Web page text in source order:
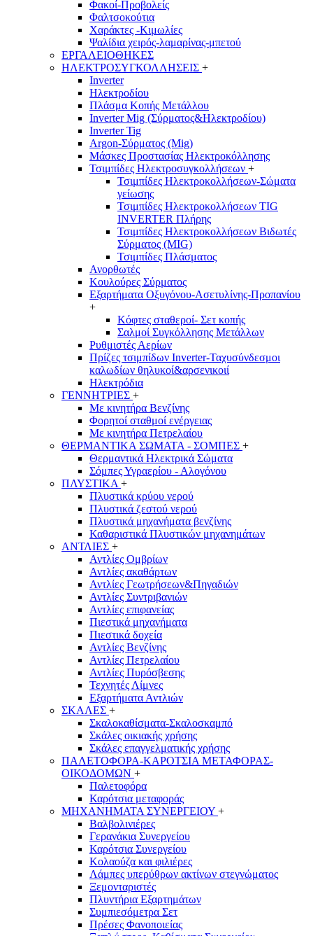
Φακοί-Προβολείς
Φαλτσοκούτια
Χαράκτες -Κιμωλίες
Ψαλίδια χειρός-λαμαρίνας-μπετού
ΕΡΓΑΛΕΙΟΘΗΚΕΣ
ΗΛΕΚΤΡΟΣΥΓΚΟΛΛΗΣΕΙΣ +
Inverter
Ηλεκτροδίου
Πλάσμα Κοπής Μετάλλου
Inverter Mig (Σύρματος&Ηλεκτροδίου)
Inverter Tig
Argon-Σύρματος (Mig)
Μάσκες Προστασίας Ηλεκτροκόλλησης
Τσιμπίδες Ηλεκτροσυγκολλήσεων +
Τσιμπίδες Ηλεκτροκολλήσεων-Σώματα
γείωσης
Τσιμπίδες Ηλεκτροκολλήσεων TIG
INVERTER Πλήρης
Τσιμπίδες Ηλεκτροκολλήσεων Βιδωτές
Σύρματος (MIG)
Τσιμπίδες Πλάσματος
Ανορθωτές
Κουλούρες Σύρματος
Εξαρτήματα Οξυγόνου-Ασετυλίνης-Προπανίου
+
Κόφτες σταθεροί- Σετ κοπής
Σαλμοί Συγκόλλησης Μετάλλων
Ρυθμιστές Αερίων
Πρίζες τσιμπίδων Inverter-Ταχυσύνδεσμοι
καλωδίων θηλυκοί&αρσενικοιί
Ηλεκτρόδια
ΓΕΝΝΗΤΡΙΕΣ +
Με κινητήρα Βενζίνης
Φορητοί σταθμοί ενέργειας
Με κινητήρα Πετρελαίου
ΘΕΡΜΑΝΤΙΚΑ ΣΩΜΑΤΑ - ΣΟΜΠΕΣ +
Θερμαντικά Ηλεκτρικά Σώματα
Σόμπες Υγραερίου - Αλογόνου
ΠΛΥΣΤΙΚΑ +
Πλυστικά κρύου νερού
Πλυστικά ζεστού νερού
Πλυστικά μηχανήματα βενζίνης
Καθαριστικά Πλυστικών μηχανημάτων
ΑΝΤΛΙΕΣ +
Αντλίες Ομβρίων
Αντλίες ακαθάρτων
Αντλίες Γεωτρήσεων&Πηγαδιών
Αντλίες Συντριβανιών
Αντλίες επιφανείας
Πιεστικά μηχανήματα
Πιεστικά δοχεία
Αντλίες Βενζίνης
Αντλίες Πετρελαίου
Αντλίες Πυρόσβεσης
Τεχνητές Λίμνες
Εξαρτήματα Αντλιών
ΣΚΑΛΕΣ +
Σκαλοκαθίσματα-Σκαλοσκαμπό
Σκάλες οικιακής χρήσης
Σκάλες επαγγελματικής χρήσης
ΠΑΛΕΤΟΦΟΡΑ-ΚΑΡΟΤΣΙΑ ΜΕΤΑΦΟΡΑΣ-
ΟΙΚΟΔΟΜΩΝ +
Παλετοφόρα
Καρότσια μεταφοράς
ΜΗΧΑΝΗΜΑΤΑ ΣΥΝΕΡΓΕΙΟΥ +
Βαλβολινιέρες
Γερανάκια Συνεργείου
Καρότσια Συνεργείου
Κολαούζα και φιλιέρες
Λάμπες υπερύθρων ακτίνων στεγνώματος
Ξεμονταριστές
Πλυντήρια Εξαρτημάτων
Συμπιεσόμετρα Σετ
Πρέσες Φανοποιείας